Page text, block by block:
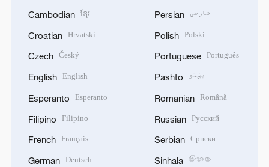
Cambodian ខ្មែរ
Croatian Hrvatski
Czech Český
English English
Esperanto Esperanto
Filipino Filipino
French Français
German Deutsch
Persian فارسی
Polish Polski
Portuguese Português
Pashto پښتو
Romanian Română
Russian Русский
Serbian Српски
Sinhala සිංහල